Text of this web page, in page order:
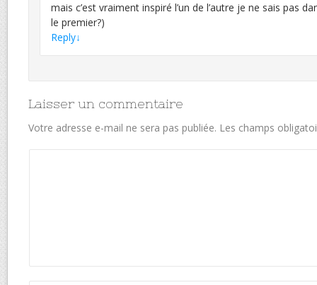
mais c’est vraiment inspiré l’un de l’autre je ne sais pas
le premier?)
Reply↓
Laisser un commentaire
Votre adresse e-mail ne sera pas publiée. Les champs